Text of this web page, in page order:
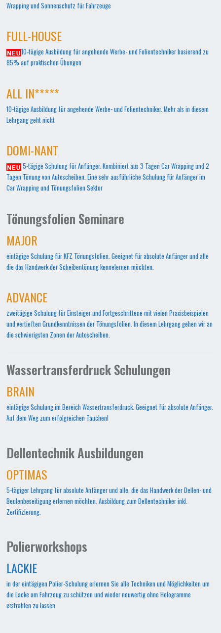
Wrapping und Sonnenschutz für Fahrzeuge
FULL-HOUSE
10-tägige Ausbildung für angehende Werbe- und Folientechniker basierend zu
85% auf praktischen Übungen
ALL IN*****
10-tägige Ausbildung für angehende Werbe- und Folientechniker. Mehr als in diesem
Lehrgang geht nicht
DOMI-NANT
5-tägige Schulung für Anfänger. Kombiniert aus 3 Tagen Car Wrapping und 2
Tagen Tönung von Autoscheiben. Eine sehr ausführliche Schulung für Anfänger im
Car Wrapping und Tönungsfolien Sektor
Tönungsfolien Seminare
MAJOR
eintägige Schulung für KFZ Tönungsfolien. Geeignet für absolute Anfänger und alle
die das Handwerk der Scheibentönung kennelernen möchten.
ADVANCE
zweitägige Schulung für Einsteiger und Fortgeschrittene mit vielen Praxisbeispielen
und vertieften Grundkenntnissen der Tönungsfolien. In diesem Lehrgang gehen wir an
die schwierigsten Zonen der Autoscheiben.
Wassertransferdruck Schulungen
BRAIN
eintägige Schulung im Bereich Wassertransferdruck. Geeignet für absolute Anfänger.
Auf dem Weg zum erfolgreichen Tauchen!
Dellentechnik Ausbildungen
OPTIMAS
5-tägiger Lehrgang für absolute Anfänger und alle, die das Handwerk der Dellen- und
Beulenbeseitigung erlernen möchten. Ausbildung zum Dellentechniker inkl.
Zertifizierung.
Polierworkshops
LACKIE
in der eintägigen Polier-Schulung erlernen Sie alle Techniken und Möglichkeiten um
die Lacke am Fahrzeug zu schützen und wieder neuwertig ohne Hologramme
erstrahlen zu lassen